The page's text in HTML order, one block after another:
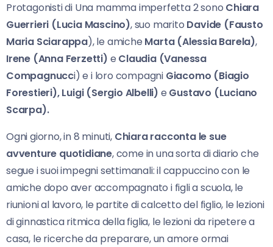
Protagonisti di Una mamma imperfetta 2 sono Chiara
Guerrieri (Lucia Mascino), suo marito Davide (Fausto
Maria Sciarappa), le amiche Marta (Alessia Barela),
Irene (Anna Ferzetti) e Claudia (Vanessa
Compagnucci) e i loro compagni Giacomo (Biagio
Forestieri), Luigi (Sergio Albelli) e Gustavo (Luciano
Scarpa).
Ogni giorno, in 8 minuti, Chiara racconta le sue
avventure quotidiane, come in una sorta di diario che
segue i suoi impegni settimanali: il cappuccino con le
amiche dopo aver accompagnato i figli a scuola, le
riunioni al lavoro, le partite di calcetto del figlio, le lezioni
di ginnastica ritmica della figlia, le lezioni da ripetere a
casa, le ricerche da preparare, un amore ormai